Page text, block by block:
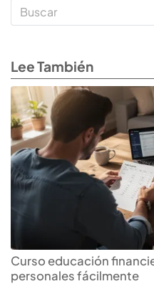
Lee También
Curso educación
personales fácilmente